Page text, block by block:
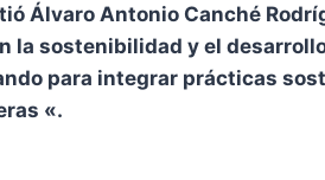
Álvaro Antonio Canché
la sostenibilidad y el
para integrar prácticas
«.